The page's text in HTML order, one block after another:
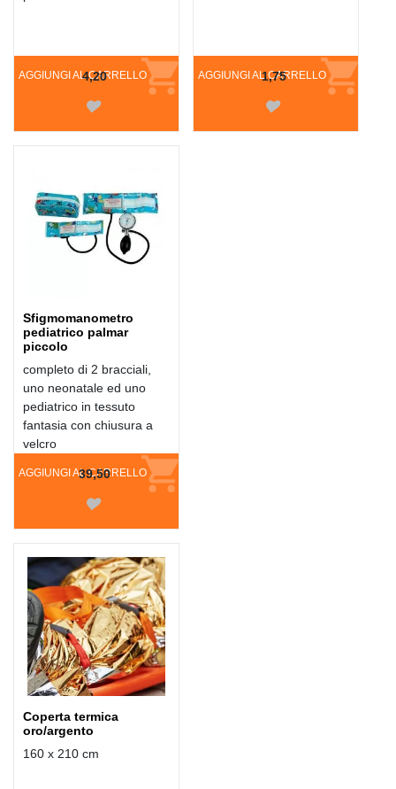
AGGIUNGI AL CARRELLO
4,20 AGGIUNGI AL CARRELLO
1,75
Sfigmomanometro
pediatrico palmar
piccolo
completo di 2 bracciali,
uno neonatale ed uno
pediatrico in tessuto
fantasia con chiusura a
velcro
AGGIUNGI AL CARRELLO
39,50
Coperta termica
oro/argento
160 x 210 cm